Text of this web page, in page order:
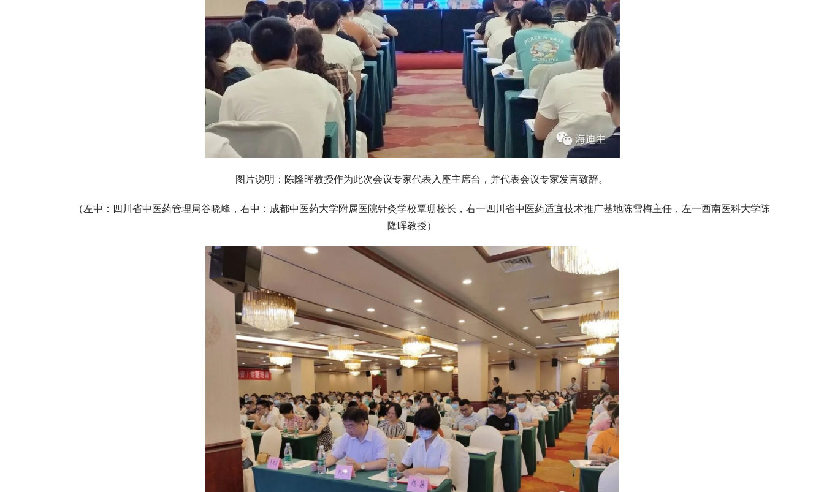
图片说明：陈隆晖教授作为此次会议专家代表入座主席台，并代表会议专家发言致辞。
（左中：四川省中医药管理局谷晓峰，右中：成都中医药大学附属医院针灸学校覃珊校长，右一四川省中医药适宜技术推广基地陈雪梅主任，左一西南医科大学陈
隆晖教授）